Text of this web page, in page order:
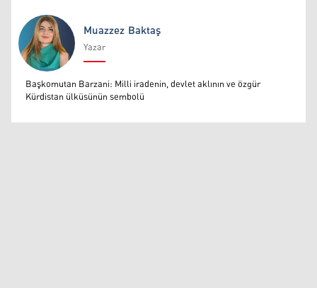
Muazzez Baktaş
Muazzez Baktaş
Yazar
Başkomutan Barzani: Milli iradenin, devlet aklının ve özgür
Kürdistan ülküsünün sembolü